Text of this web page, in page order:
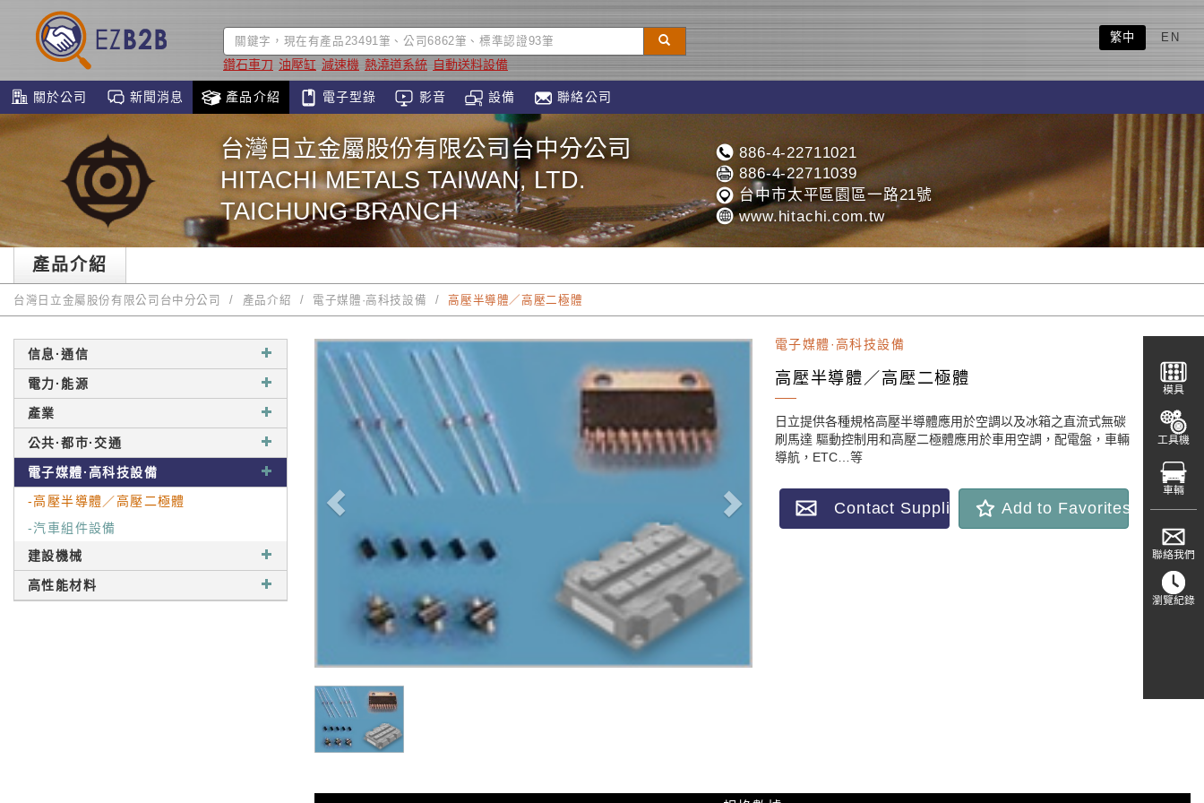
鑽石車刀 油壓缸 減速機 熱澆道系統 自動送料設備
繁中 EN
關於公司 新聞消息 產品介紹 電子型錄 影音 設備 聯絡公司
台灣日立金屬股份有限公司台中分公司
HITACHI METALS TAIWAN, LTD.
TAICHUNG BRANCH
886-4-22711021
886-4-22711039
台中市太平區園區一路21號
www.hitachi.com.tw
產品介紹
台灣日立金屬股份有限公司台中分公司 產品介紹 電子媒體·高科技設備 高壓半導體／高壓二極體
信息·通信
電力·能源
產業
公共·都市·交通
電子媒體·高科技設備
-高壓半導體／高壓二極體
-汽車組件設備
建設機械
高性能材料
電子媒體·高科技設備
高壓半導體／高壓二極體
日立提供各種規格高壓半導體應用於空調以及冰箱之直流式無碳
刷馬達 驅動控制用和高壓二極體應用於車用空調，配電盤，車輛
導航，ETC…等
Contact Supplier Add to Favorites
模具
工具機
車輛
聯絡我們
瀏覽紀錄